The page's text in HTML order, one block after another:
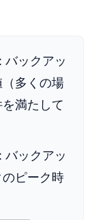
: バックアッ
多くの場
満たして
: バックアッ
ピーク時